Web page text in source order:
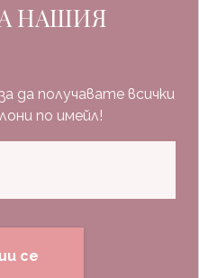
НАШИЯ
да получавате всички
по имейл!
се